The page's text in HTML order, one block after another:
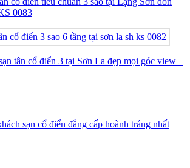
0083
tân cổ điển 3 tại Sơn La đẹp mọi góc view –
sạn cổ điển đẳng cấp hoành tráng nhất